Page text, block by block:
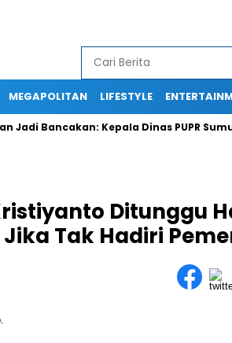
MEGAPOLITAN LIFESTYLE
Bancakan: Kepala Dinas PUPR Sumut
Ditunggu
Jika Tak Hadiri